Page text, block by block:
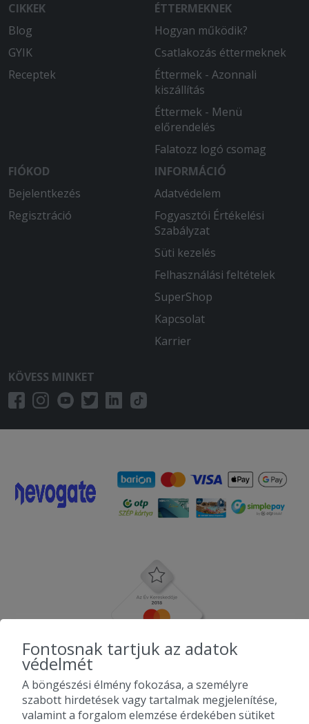
CIKKEK
Blog
GYIK
Receptek
ÉTTERMEKNEK
Hogyan működik?
Csatlakozás éttermeknek
Éttermek - Azonnali
kiszállítás
Éttermek - Menü
előrendelés
Falatozz logó csomag
FIÓKOD
Bejelentkezés
Regisztráció
INFORMÁCIÓ
Adatvédelem
Fogyasztói Értékelési
Szabályzat
Süti kezelés
Felhasználási feltételek
SuperShop
Kapcsolat
Karrier
KÖVESS MINKET
Fontosnak tartjuk az adatok
védelmét
A böngészési élmény fokozása, a személyre
szabott hirdetések vagy tartalmak megjelenítése,
valamint a forgalom elemzése érdekében sütiket